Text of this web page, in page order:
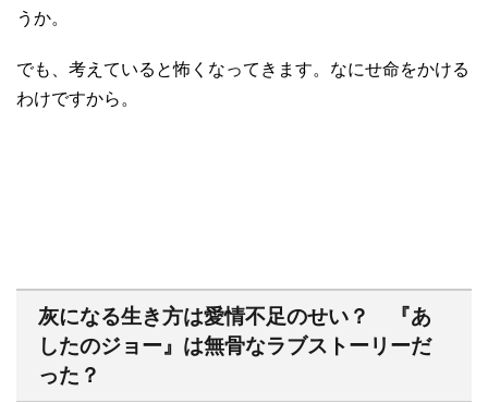
うか。
でも、考えていると怖くなってきます。なにせ命をかける
わけですから。
灰になる生き方は愛情不足のせい？ 『あ
したのジョー』は無骨なラブストーリーだ
った？